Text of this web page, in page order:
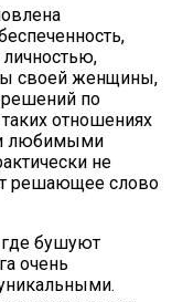
своей женщины,
по
отношениях
любимыми
не
решающее слово
где бушуют
очень